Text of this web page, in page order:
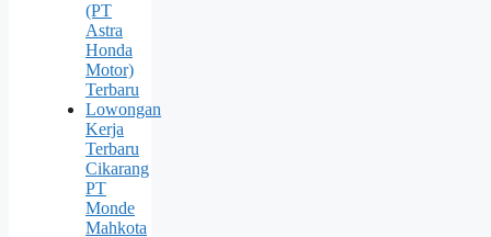
(PT
Astra
Honda
Motor)
Terbaru
Lowongan
Kerja
Terbaru
Cikarang
PT
Monde
Mahkota